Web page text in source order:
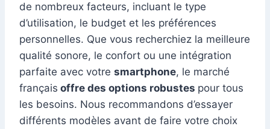
de nombreux facteurs, incluant le type
d’utilisation, le budget et les préférences
personnelles. Que vous recherchiez la meilleure
qualité sonore, le confort ou une intégration
parfaite avec votre smartphone, le marché
français offre des options robustes pour tous
les besoins. Nous recommandons d’essayer
différents modèles avant de faire votre choix